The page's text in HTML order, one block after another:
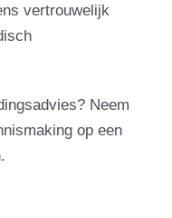
vertrouwelijk
Neem
op een